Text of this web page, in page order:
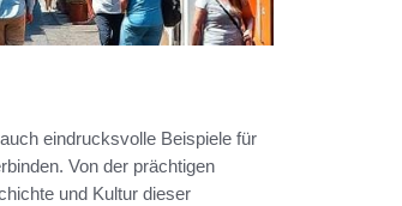
eindrucksvolle Beispiele für
Von der prächtigen
und Kultur dieser